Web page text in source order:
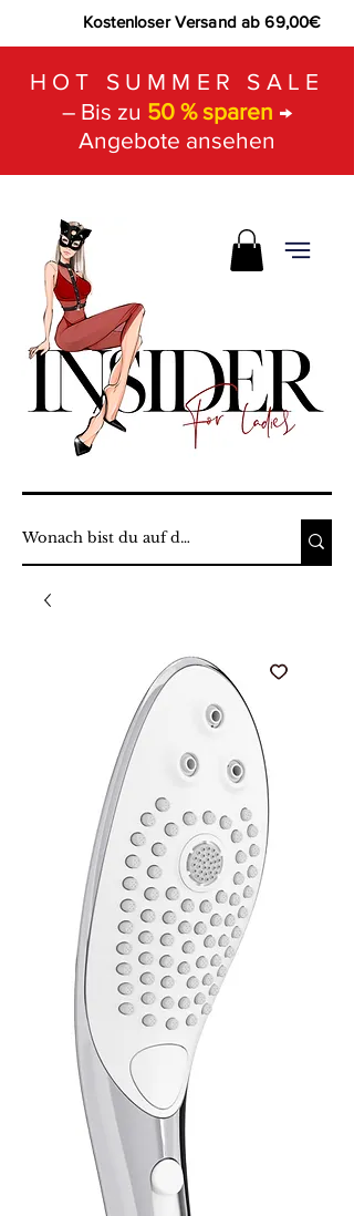
Kostenloser Versand ab 69,00€
HOT SUMMER SALE
– Bis zu 50 % sparen →
Angebote ansehen